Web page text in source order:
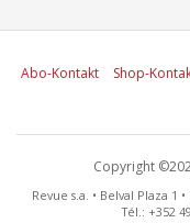
Abo-Kontakt Shop-
Copyright
Revue s.a. • Belval Plaza 1
Tél.: +352